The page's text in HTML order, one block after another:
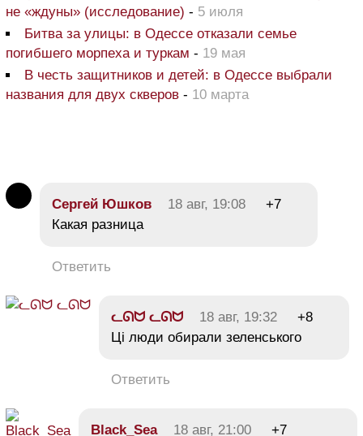
не «ждуны» (исследование) - 5 июля
Битва за улицы: в Одессе отказали семье
погибшего морпеха и туркам - 19 мая
В честь защитников и детей: в Одессе выбрали
названия для двух скверов - 10 марта
Сергей Юшков 18 авг, 19:08
+7
Какая разница
Ответить
ᓚᘏᗢ ᓚᘏᗢ 18 авг, 19:32
+8
Ці люди обирали зеленського
Ответить
Black_Sea 18 авг, 21:00
+7